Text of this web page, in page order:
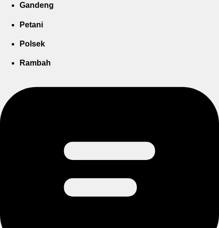
Gandeng
Petani
Polsek
Rambah